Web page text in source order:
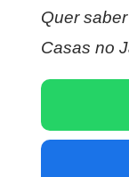
Quer
Casas no